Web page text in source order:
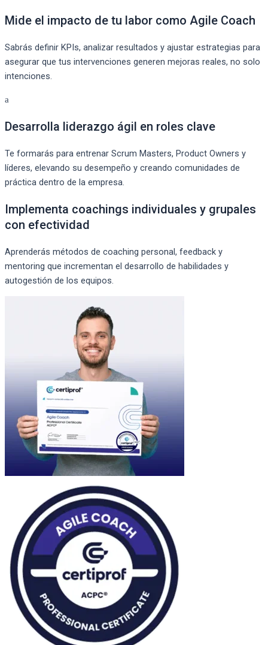
Mide el impacto de tu labor como Agile Coach
Sabrás definir KPIs, analizar resultados y ajustar estrategias para
asegurar que tus intervenciones generen mejoras reales, no solo
intenciones.
Desarrolla liderazgo ágil en roles clave
Te formarás para entrenar Scrum Masters, Product Owners y
líderes, elevando su desempeño y creando comunidades de
práctica dentro de la empresa.
Implementa coachings individuales y grupales
con efectividad
Aprenderás métodos de coaching personal, feedback y
mentoring que incrementan el desarrollo de habilidades y
autogestión de los equipos.